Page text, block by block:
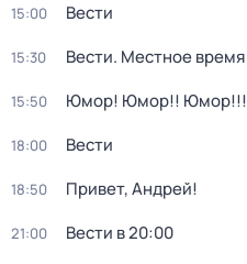
15:00 Вести
15:30 Вести. Местное время
15:50 Юмор! Юмор!! Юмор!!!
18:00 Вести
18:50 Привет, Андрей!
21:00 Вести в 20:00